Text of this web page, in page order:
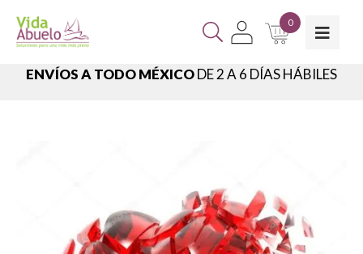
0
ENVÍOS A TODO MÉXICODE 2 A 6 DÍAS HÁBILES